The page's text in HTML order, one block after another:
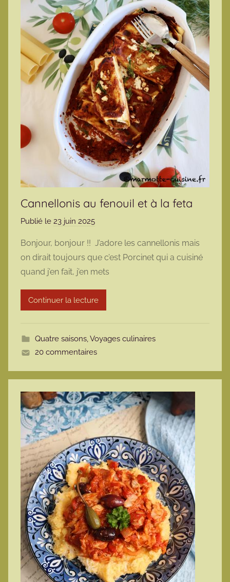
Cannellonis au fenouil et à la feta
Publié le 23 juin 2025
r
m
a
r
m
t
e
Bonjour, bonjour !! J’adore les cannellonis mais
on dirait toujours que c’est Porcinet qui a cuisiné
quand j’en fait, j’en mets
Continuer la lecture
Quatre saisons,Voyages culinaires
20 commentaires